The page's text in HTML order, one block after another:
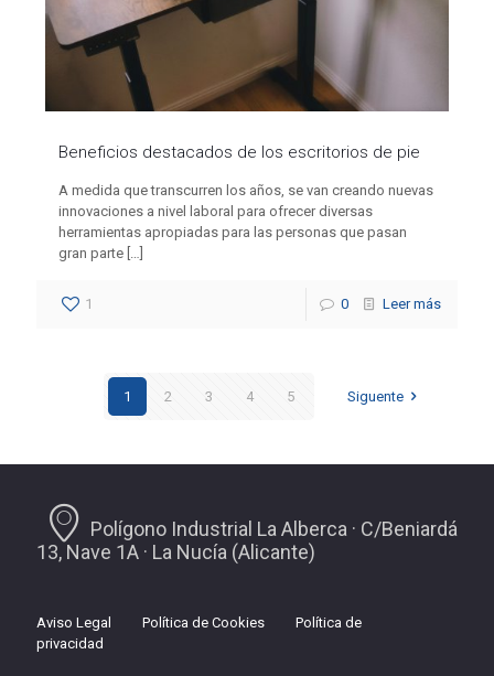
Beneficios destacados de los escritorios de pie
A medida que transcurren los años, se van creando nuevas
innovaciones a nivel laboral para ofrecer diversas
herramientas apropiadas para las personas que pasan
gran parte
1 0 Leer más
1 2 3 4 5 Siguente
Polígono Industrial La Alberca · C/Beniardá
13, Nave 1A · La Nucía (Alicante)
Aviso Legal Política de Cookies
Política de
privacidad